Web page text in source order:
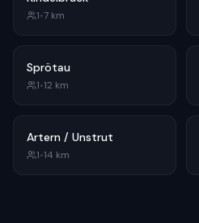
1•7 km
Sprötau
1•12 km
Artern / Unstrut
1•14 km